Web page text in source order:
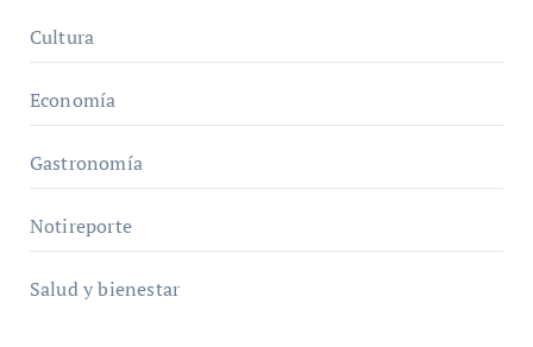
Cultura
Economía
Gastronomía
Notireporte
Salud y bienestar